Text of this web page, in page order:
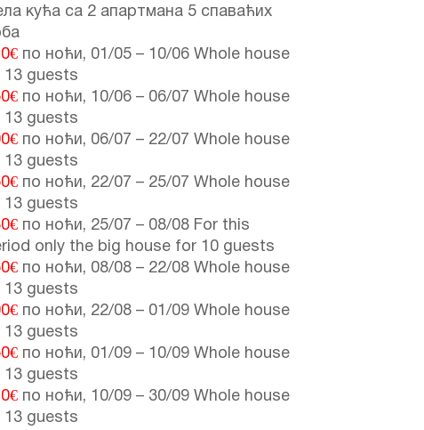
кућа са 2 апартмана 5 спаваћих
по ноћи, 01/05 – 10/06 Whole house
13 guests
по ноћи, 10/06 – 06/07 Whole house
13 guests
по ноћи, 06/07 – 22/07 Whole house
13 guests
по ноћи, 22/07 – 25/07 Whole house
13 guests
по ноћи, 25/07 – 08/08 For this
only the big house for 10 guests
по ноћи, 08/08 – 22/08 Whole house
13 guests
по ноћи, 22/08 – 01/09 Whole house
13 guests
по ноћи, 01/09 – 10/09 Whole house
13 guests
по ноћи, 10/09 – 30/09 Whole house
13 guests